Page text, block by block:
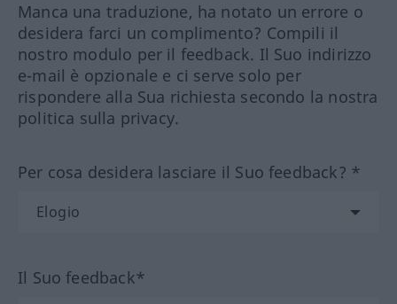
Manca una traduzione, ha notato un errore o
desidera farci un complimento? Compili il
nostro modulo per il feedback. Il Suo indirizzo
e-mail è opzionale e ci serve solo per
rispondere alla Sua richiesta secondo la nostra
politica sulla privacy.
Per cosa desidera lasciare il Suo feedback? *
Il Suo feedback*